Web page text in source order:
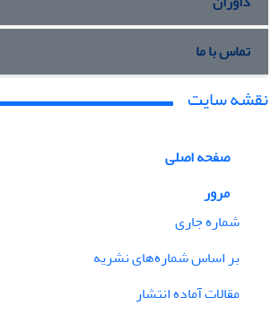
تماس با ما
نقشه سایت
صفحه اصلی
مرور
شماره جاری
بر اساس شماره‌های نشریه
مقالات آماده انتشار